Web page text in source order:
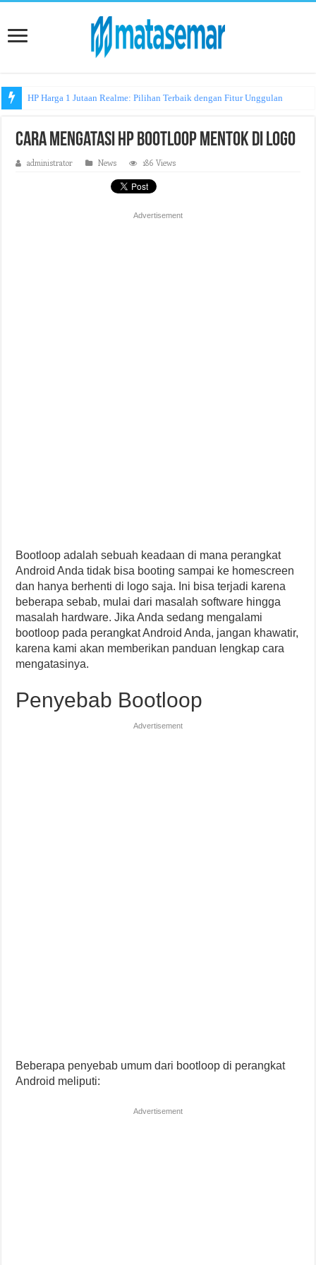
HP Harga 1 Jutaan Realme: Pilihan Terbaik dengan Fitur Unggulan
Cara Mengatasi HP Bootloop Mentok di Logo
administrator News 186 Views
Advertisement
Bootloop adalah sebuah keadaan di mana perangkat
Android Anda tidak bisa booting sampai ke homescreen
dan hanya berhenti di logo saja. Ini bisa terjadi karena
beberapa sebab, mulai dari masalah software hingga
masalah hardware. Jika Anda sedang mengalami
bootloop pada perangkat Android Anda, jangan khawatir,
karena kami akan memberikan panduan lengkap cara
mengatasinya.
Penyebab Bootloop
Advertisement
Beberapa penyebab umum dari bootloop di perangkat
Android meliputi:
Advertisement